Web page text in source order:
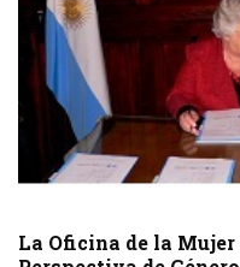
La Oficina de la